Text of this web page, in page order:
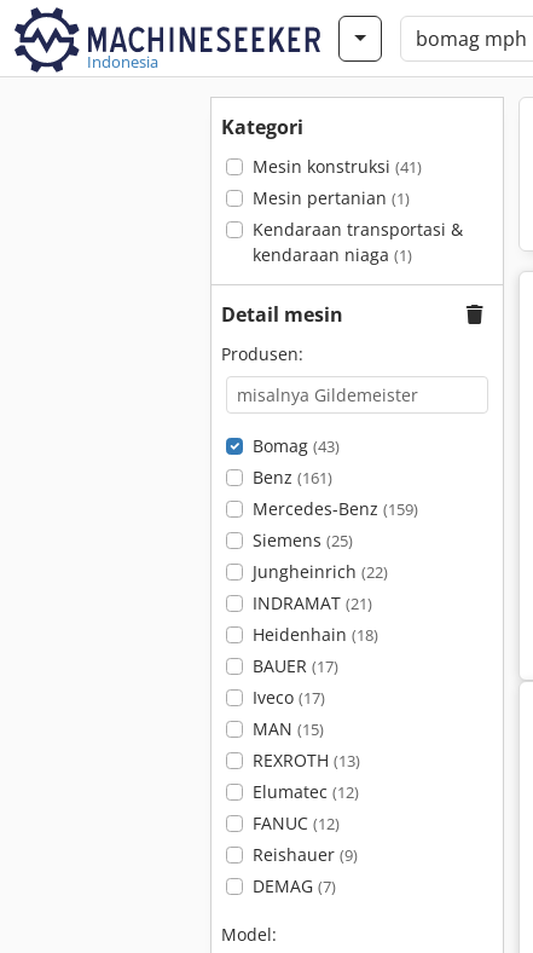
Indonesia
Kategori
Mesin konstruksi (41)
Mesin pertanian (1)
Kendaraan transportasi &
kendaraan niaga (1)
Detail mesin
Produsen:
Bomag (43)
Benz (161)
Mercedes-Benz (159)
Siemens (25)
Jungheinrich (22)
INDRAMAT (21)
Heidenhain (18)
BAUER (17)
Iveco (17)
MAN (15)
REXROTH (13)
Elumatec (12)
FANUC (12)
Reishauer (9)
DEMAG (7)
Model: